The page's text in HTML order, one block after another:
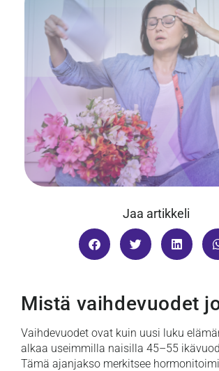
Jaa artikkeli
Mistä vaihdevuodet
Vaihdevuodet ovat kuin uusi luku
alkaa useimmilla naisilla 45–55
Tämä ajanjakso merkitsee